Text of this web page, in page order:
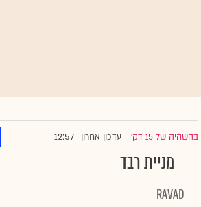
בהשהיה של 15 דק' |עדכון אחרון 12:57
מניית רבד
RAVAD